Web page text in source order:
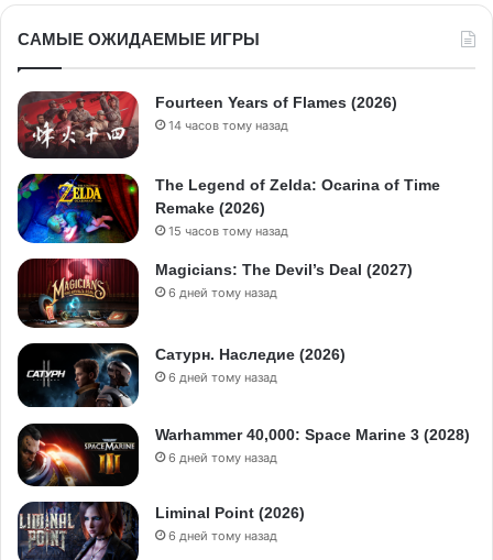
САМЫЕ ОЖИДАЕМЫЕ ИГРЫ
Fourteen Years of Flames (2026)
14 часов тому назад
The Legend of Zelda: Ocarina of Time
Remake (2026)
15 часов тому назад
Magicians: The Devil’s Deal (2027)
6 дней тому назад
Сатурн. Наследие (2026)
6 дней тому назад
Warhammer 40,000: Space Marine 3 (2028)
6 дней тому назад
Liminal Point (2026)
6 дней тому назад